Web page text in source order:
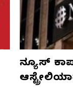
ನ್ಯೂಸ್